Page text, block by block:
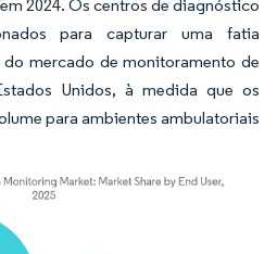
2024. Os centros de diagnóstico
para capturar uma fatia
mercado de monitoramento de
Unidos, à medida que os
para ambientes ambulatoriais